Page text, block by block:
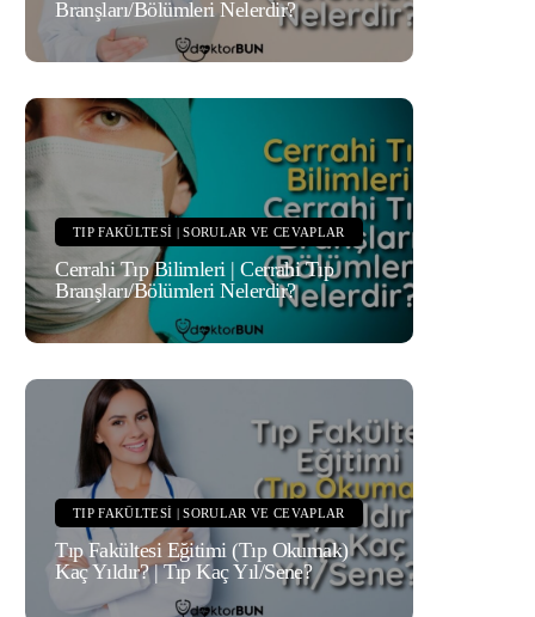
Branşları/Bölümleri Nelerdir?
TIP FAKÜLTESI | SORULAR VE CEVAPLAR
Cerrahi Tıp Bilimleri | Cerrahi Tıp
Branşları/Bölümleri Nelerdir?
TIP FAKÜLTESI | SORULAR VE CEVAPLAR
Tıp Fakültesi Eğitimi (Tıp Okumak)
Kaç Yıldır? | Tıp Kaç Yıl/Sene?